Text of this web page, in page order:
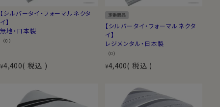
【シルバータイ・フォーマルネクタ
イ】
無地・日本製
（0）
¥4,400 税込
定番商品
【シルバータイ・フォーマルネクタ
イ】
レジメンタル・日本製
（0）
¥4,400 税込